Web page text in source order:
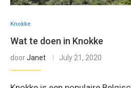
Knokke
Wat te doen in Knokke
doorJanet July 21, 2020